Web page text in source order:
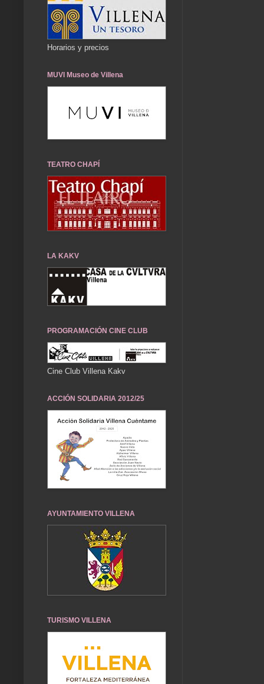
Horarios y precios
MUVI Museo de Villena
TEATRO CHAPÍ
LA KAKV
PROGRAMACIÓN CINE CLUB
Cine Club Villena Kakv
ACCIÓN SOLIDARIA 2012/25
AYUNTAMIENTO VILLENA
TURISMO VILLENA